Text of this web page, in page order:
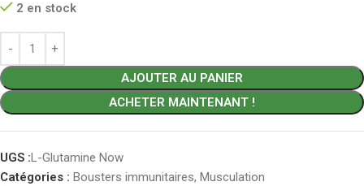
2 en stock
AJOUTER AU PANIER
ACHETER MAINTENANT !
UGS :L-Glutamine Now
Catégories : Bousters immunitaires, Musculation